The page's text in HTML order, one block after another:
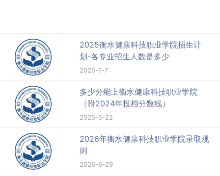
2025衡水健康科技职业学院招生计
划-各专业招生人数是多少
2025-7-7
多少分能上衡水健康科技职业学院
（附2024年投档分数线）
2025-5-22
2026年衡水健康科技职业学院录取规
则
2026-6-29